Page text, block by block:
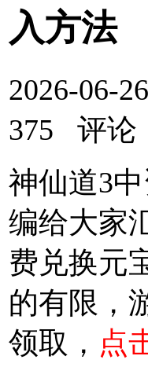
入方法
2026-06-
375 评论
神仙道3
编给大家
费兑换元
的有限，
领取， 点